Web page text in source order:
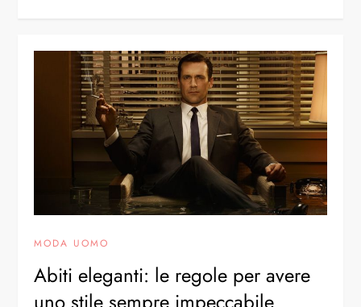
MODA UOMO
Abiti eleganti: le regole per avere